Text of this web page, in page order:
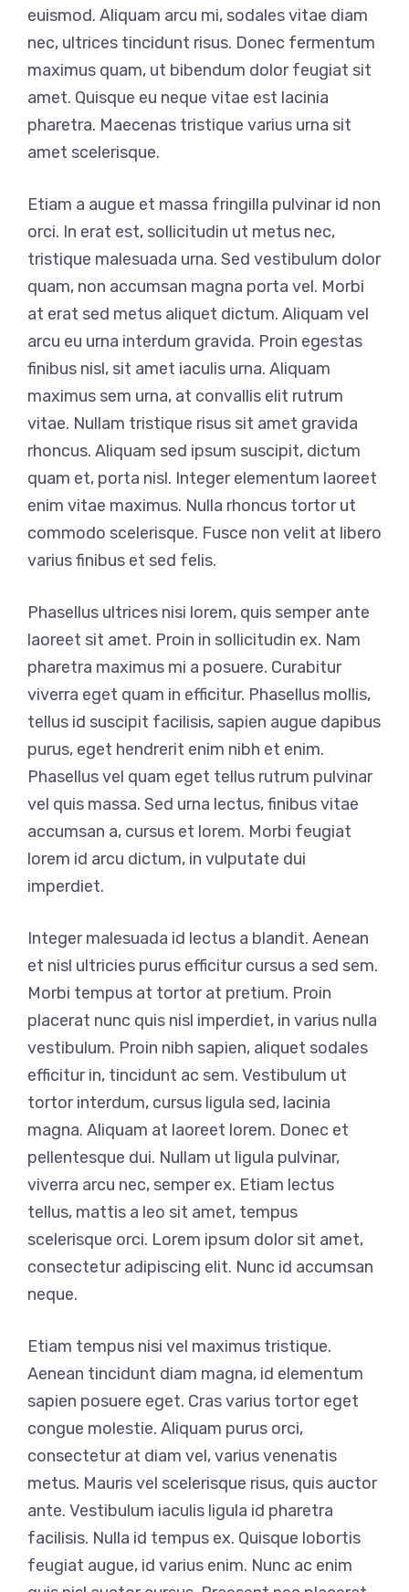
euismod. Aliquam arcu mi, sodales vitae diam
nec, ultrices tincidunt risus. Donec fermentum
maximus quam, ut bibendum dolor feugiat sit
amet. Quisque eu neque vitae est lacinia
pharetra. Maecenas tristique varius urna sit
amet scelerisque.
Etiam a augue et massa fringilla pulvinar id non
orci. In erat est, sollicitudin ut metus nec,
tristique malesuada urna. Sed vestibulum dolor
quam, non accumsan magna porta vel. Morbi
at erat sed metus aliquet dictum. Aliquam vel
arcu eu urna interdum gravida. Proin egestas
finibus nisl, sit amet iaculis urna. Aliquam
maximus sem urna, at convallis elit rutrum
vitae. Nullam tristique risus sit amet gravida
rhoncus. Aliquam sed ipsum suscipit, dictum
quam et, porta nisl. Integer elementum laoreet
enim vitae maximus. Nulla rhoncus tortor ut
commodo scelerisque. Fusce non velit at libero
varius finibus et sed felis.
Phasellus ultrices nisi lorem, quis semper ante
laoreet sit amet. Proin in sollicitudin ex. Nam
pharetra maximus mi a posuere. Curabitur
viverra eget quam in efficitur. Phasellus mollis,
tellus id suscipit facilisis, sapien augue dapibus
purus, eget hendrerit enim nibh et enim.
Phasellus vel quam eget tellus rutrum pulvinar
vel quis massa. Sed urna lectus, finibus vitae
accumsan a, cursus et lorem. Morbi feugiat
lorem id arcu dictum, in vulputate dui
imperdiet.
Integer malesuada id lectus a blandit. Aenean
et nisl ultricies purus efficitur cursus a sed sem.
Morbi tempus at tortor at pretium. Proin
placerat nunc quis nisl imperdiet, in varius nulla
vestibulum. Proin nibh sapien, aliquet sodales
efficitur in, tincidunt ac sem. Vestibulum ut
tortor interdum, cursus ligula sed, lacinia
magna. Aliquam at laoreet lorem. Donec et
pellentesque dui. Nullam ut ligula pulvinar,
viverra arcu nec, semper ex. Etiam lectus
tellus, mattis a leo sit amet, tempus
scelerisque orci. Lorem ipsum dolor sit amet,
consectetur adipiscing elit. Nunc id accumsan
neque.
Etiam tempus nisi vel maximus tristique.
Aenean tincidunt diam magna, id elementum
sapien posuere eget. Cras varius tortor eget
congue molestie. Aliquam purus orci,
consectetur at diam vel, varius venenatis
metus. Mauris vel scelerisque risus, quis auctor
ante. Vestibulum iaculis ligula id pharetra
facilisis. Nulla id tempus ex. Quisque lobortis
feugiat augue, id varius enim. Nunc ac enim